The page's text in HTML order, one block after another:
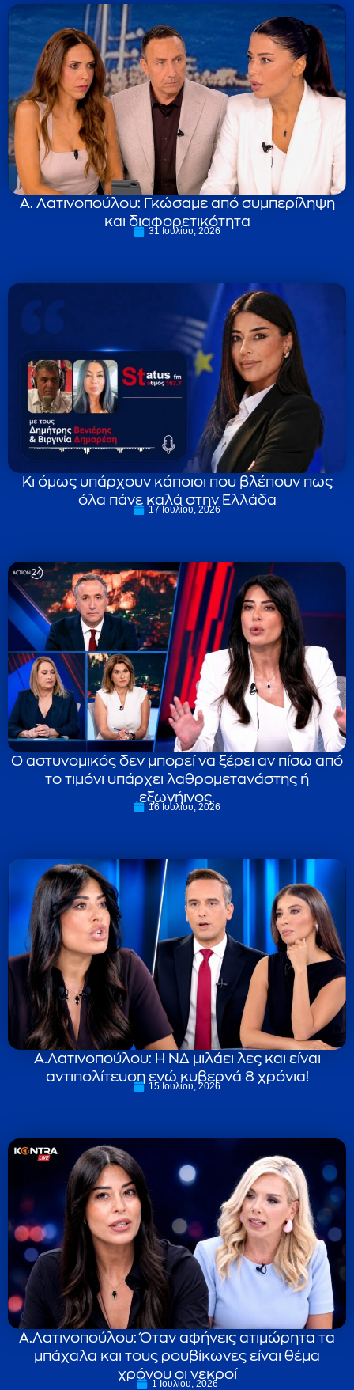
Α. Λατινοπούλου: Γκώσαμε από συμπερίληψη
και διαφορετικότητα
31 Ιουλίου, 2026
Κι όμως υπάρχουν κάποιοι που βλέπουν πως
όλα πάνε καλά στην Ελλάδα
17 Ιουλίου, 2026
Ο αστυνομικός δεν μπορεί να ξέρει αν πίσω από
το τιμόνι υπάρχει λαθρομετανάστης ή
εξωγήινος.
16 Ιουλίου, 2026
Α.Λατινοπούλου: Η ΝΔ μιλάει λες και είναι
αντιπολίτευση ενώ κυβερνά 8 χρόνια!
15 Ιουλίου, 2026
Α.Λατινοπούλου: Όταν αφήνεις ατιμώρητα τα
μπάχαλα και τους ρουβίκωνες είναι θέμα
χρόνου οι νεκροί
1 Ιουλίου, 2026